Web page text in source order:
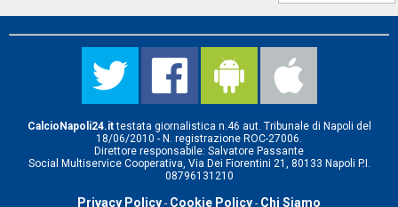
CalcioNapoli24.ittestata giornalistica n.46 aut. Tribunale di Napoli del
18/06/2010 - N. registrazione ROC-27006.
Direttore responsabile: Salvatore Passante
Social Multiservice Cooperativa, Via Dei Fiorentini 21, 80133 Napoli P.I.
08796131210
Privacy Policy - Cookie Policy - Chi Siamo